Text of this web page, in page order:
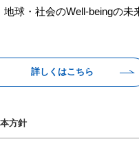
球・社会のWell-beingの未
詳しくはこちら
方針